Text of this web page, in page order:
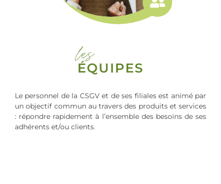
les
ÉQUIPES
Le personnel de la CSGV et de ses filiales est animé par
un objectif commun au travers des produits et services
: répondre rapidement à l’ensemble des besoins de ses
adhérents et/ou clients.